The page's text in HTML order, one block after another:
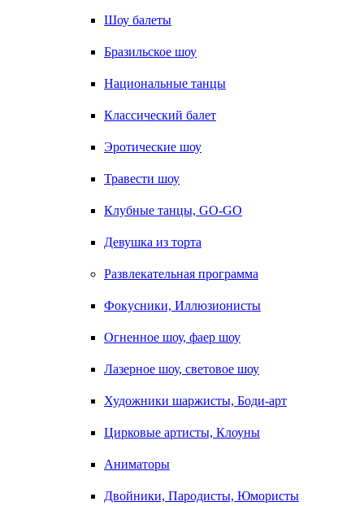
Шоу балеты
Бразильское шоу
Национальные танцы
Классический балет
Эротические шоу
Травести шоу
Клубные танцы, GO-GO
Девушка из торта
Развлекательная программа
Фокусники, Иллюзионисты
Огненное шоу, фаер шоу
Лазерное шоу, световое шоу
Художники шаржисты, Боди-арт
Цирковые артисты, Клоуны
Аниматоры
Двойники, Пародисты, Юмористы